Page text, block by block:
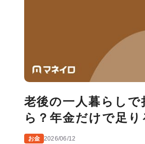
老後の一人暮らしで
ら？年金だけで足
お金 2026/06/12